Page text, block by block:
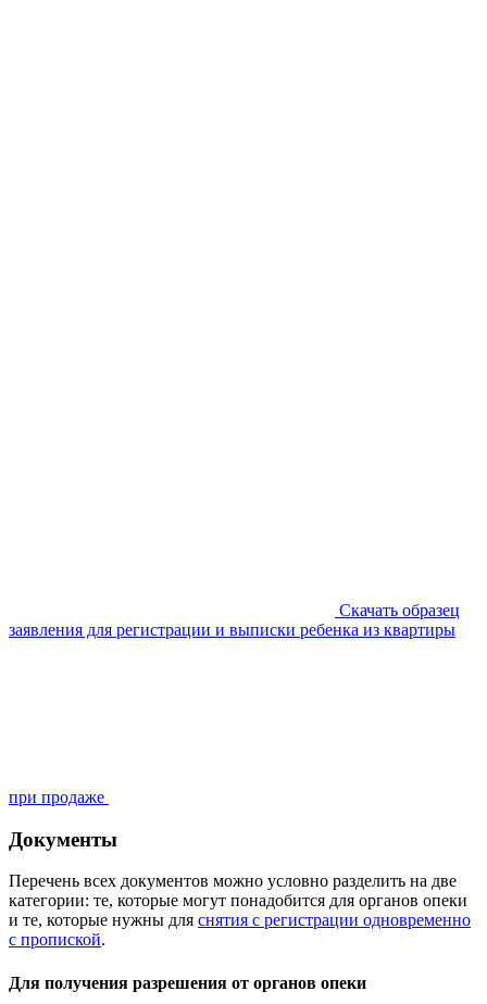
Скачать образец
заявления для регистрации и выписки ребенка из квартиры
при продаже
Документы
Перечень всех документов можно условно разделить на две
категории: те, которые могут понадобится для органов опеки
и те, которые нужны для снятия с регистрации одновременно
с пропиской.
Для получения разрешения от органов опеки